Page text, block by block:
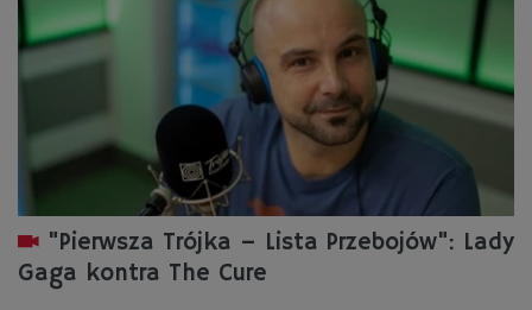
"Pierwsza Trójka – Lista Przebojów": Lady
Gaga kontra The Cure